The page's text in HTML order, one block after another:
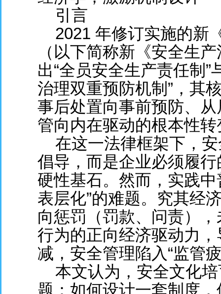
引言
2021 年修订实施的新
（以下简称新《安全生
出“全员安全生产责任制
治理双重预防机制”，其
事后处置向事前预防、
管向内在驱动的根本性转
在这一法律框架下，安
倡导，而是企业必须履
硬性基石。然而，实践
表层化”的难题。究其经
向惩罚（罚款、问责）
行为的正向经济驱动力，
减，安全管理陷入“监管
本文认为，安全文化培
题：如何设计一套制度